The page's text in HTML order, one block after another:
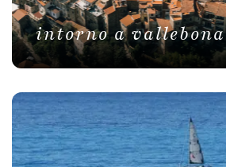
intorno a vallebona